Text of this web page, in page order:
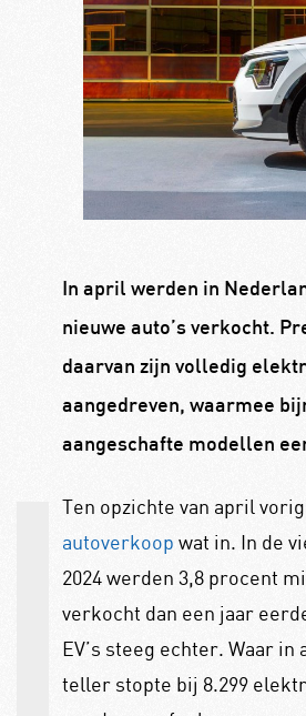
In april werden in
nieuwe auto’s verkocht.
daarvan zijn volledig
aangedreven, waarmee
aangeschafte modellen
Ten opzichte van april
autoverkoop wat in. In de
2024 werden 3,8 procent
verkocht dan een jaar
EV’s steeg echter. Waar in
teller stopte bij 8.299